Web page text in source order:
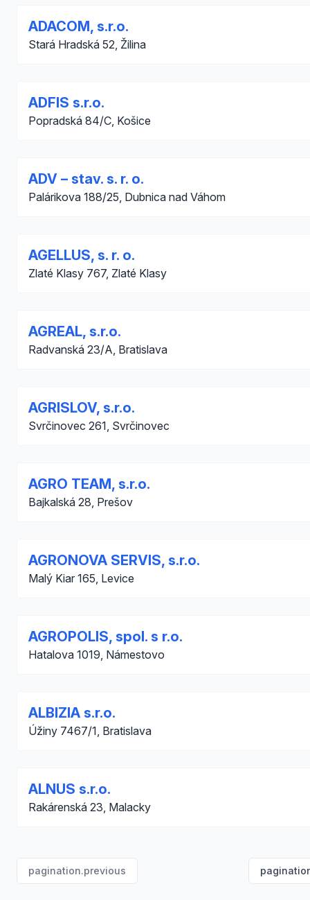
ADACOM, s.r.o.
Stará Hradská 52, Žilina
ADFIS s.r.o.
Popradská 84/C, Košice
ADV – stav. s. r. o.
Palárikova 188/25, Dubnica nad Váhom
AGELLUS, s. r. o.
Zlaté Klasy 767, Zlaté Klasy
AGREAL, s.r.o.
Radvanská 23/A, Bratislava
AGRISLOV, s.r.o.
Svrčinovec 261, Svrčinovec
AGRO TEAM, s.r.o.
Bajkalská 28, Prešov
AGRONOVA SERVIS, s.r.o.
Malý Kiar 165, Levice
AGROPOLIS, spol. s r.o.
Hatalova 1019, Námestovo
ALBIZIA s.r.o.
Úžiny 7467/1, Bratislava
ALNUS s.r.o.
Rakárenská 23, Malacky
pagination.previous